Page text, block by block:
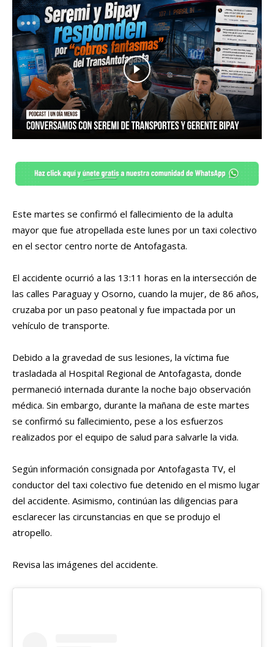
Este martes se confirmó el fallecimiento de la adulta
mayor que fue atropellada este lunes por un taxi colectivo
en el sector centro norte de Antofagasta.
El accidente ocurrió a las 13:11 horas en la intersección de
las calles Paraguay y Osorno, cuando la mujer, de 86 años,
cruzaba por un paso peatonal y fue impactada por un
vehículo de transporte.
Debido a la gravedad de sus lesiones, la víctima fue
trasladada al Hospital Regional de Antofagasta, donde
permaneció internada durante la noche bajo observación
médica. Sin embargo, durante la mañana de este martes
se confirmó su fallecimiento, pese a los esfuerzos
realizados por el equipo de salud para salvarle la vida.
Según información consignada por Antofagasta TV, el
conductor del taxi colectivo fue detenido en el mismo lugar
del accidente. Asimismo, continúan las diligencias para
esclarecer las circunstancias en que se produjo el
atropello.
Revisa las imágenes del accidente.